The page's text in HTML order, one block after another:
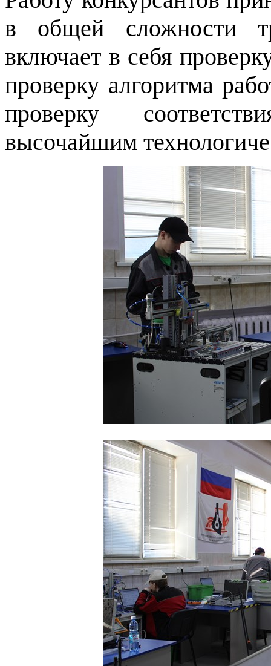
в общей сложности
включает в себя
проверку алгоритма
проверку
высочайшим